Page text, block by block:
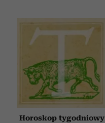
Horoskop tygodniowy